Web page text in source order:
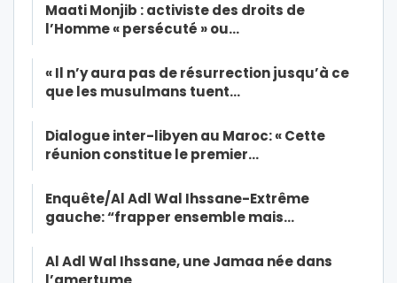
Maati Monjib : activiste des droits de
l’Homme « persécuté » ou…
« Il n’y aura pas de résurrection jusqu’à ce
que les musulmans tuent…
Dialogue inter-libyen au Maroc: « Cette
réunion constitue le premier…
Enquête/Al Adl Wal Ihssane-Extrême
gauche: “frapper ensemble mais…
Al Adl Wal Ihssane, une Jamaa née dans